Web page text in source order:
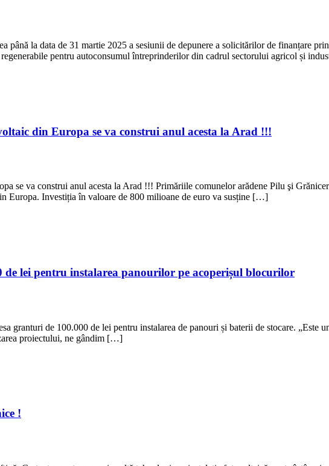
la data de 31 martie 2025 a sesiunii de depunere a solicitărilor de finanțare
pentru autoconsumul întreprinderilor din cadrul sectorului agricol și
din Europa se va construi anul acesta la Arad !!!
se va construi anul acesta la Arad !!! Primăriile comunelor arădene Pilu şi
Europa. Investiția în valoare de 800 milioane de euro va susține […]
lei pentru instalarea panourilor pe acoperișul blocurilor
granturi de 100.000 de lei pentru instalarea de panouri și baterii de stocare. „Este
proiectului, ne gândim […]
!